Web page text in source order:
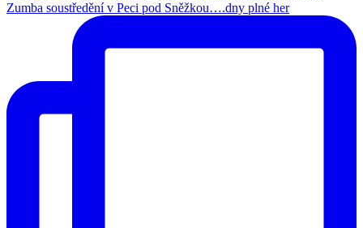
Zumba soustředění v Peci pod Sněžkou….dny plné her